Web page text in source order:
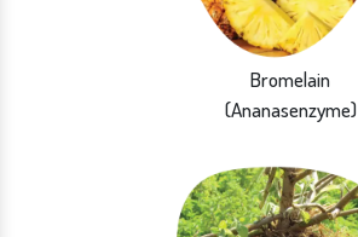
Bromelain
(Ananasenzyme)